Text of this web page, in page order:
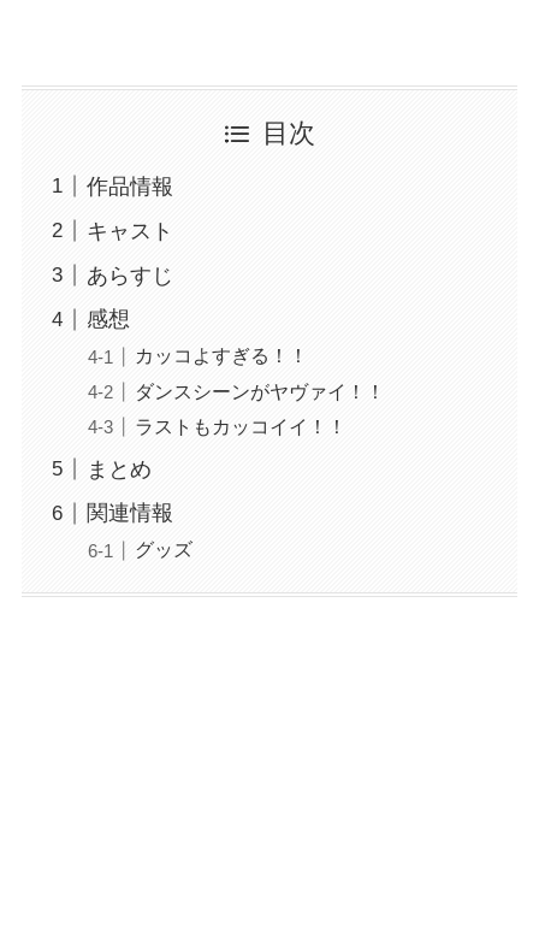
目次
作品情報
キャスト
あらすじ
感想
カッコよすぎる！！
ダンスシーンがヤヴァイ！！
ラストもカッコイイ！！
まとめ
関連情報
グッズ